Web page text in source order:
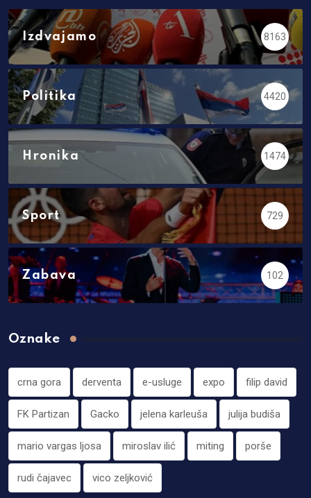
Izdvajamo 8163
Politika 4420
Hronika 1474
Sport 729
Zabava 102
Oznake
crna gora derventa e-usluge expo filip david
FK Partizan Gacko jelena karleuša julija budiša
mario vargas ljosa miroslav ilić miting porše
rudi čajavec vico zeljković